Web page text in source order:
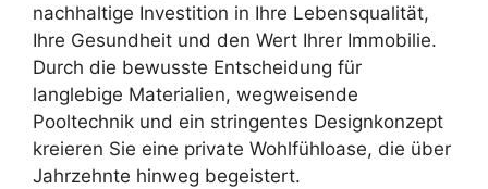
nachhaltige Investition in Ihre Lebensqualität,
Ihre Gesundheit und den Wert Ihrer Immobilie.
Durch die bewusste Entscheidung für
langlebige Materialien, wegweisende
Pooltechnik und ein stringentes Designkonzept
kreieren Sie eine private Wohlfühloase, die über
Jahrzehnte hinweg begeistert.